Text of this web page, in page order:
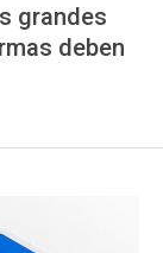
grandes
deben